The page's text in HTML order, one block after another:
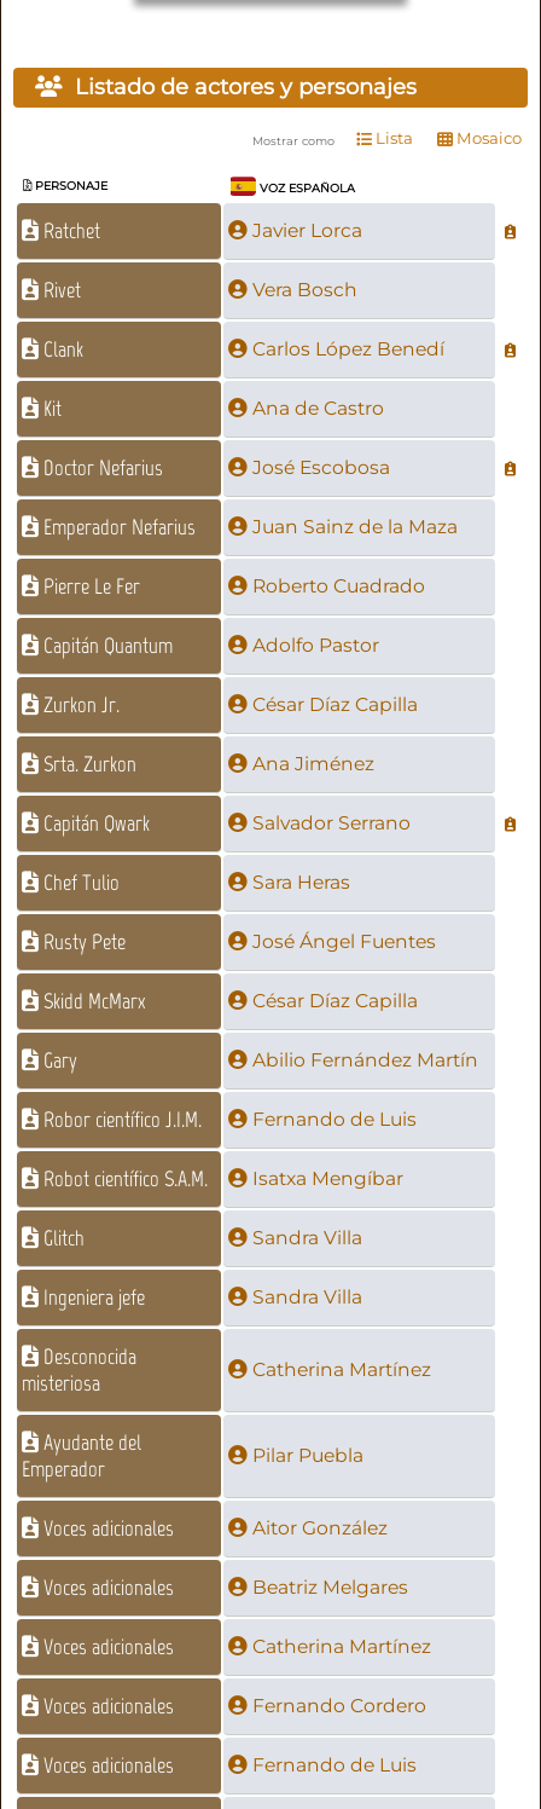
Listado de actores y personajes
Mostrar como Lista Mosaico
PERSONAJE VOZ ESPAÑOLA
Ratchet Javier Lorca
Rivet Vera Bosch
Clank Carlos López Benedí
Kit Ana de Castro
Doctor Nefarius José Escobosa
Emperador Nefarius Juan Sainz de la Maza
Pierre Le Fer Roberto Cuadrado
Capitán Quantum Adolfo Pastor
Zurkon Jr. César Díaz Capilla
Srta. Zurkon Ana Jiménez
Capitán Qwark Salvador Serrano
Chef Tulio Sara Heras
Rusty Pete José Ángel Fuentes
Skidd McMarx César Díaz Capilla
Gary Abilio Fernández Martín
Robor científico J.I.M. Fernando de Luis
Robot científico S.A.M. Isatxa Mengíbar
Glitch Sandra Villa
Ingeniera jefe Sandra Villa
Desconocida
misteriosa
Catherina Martínez
Ayudante del
Emperador
Pilar Puebla
Voces adicionales Aitor González
Voces adicionales Beatriz Melgares
Voces adicionales Catherina Martínez
Voces adicionales Fernando Cordero
Voces adicionales Fernando de Luis